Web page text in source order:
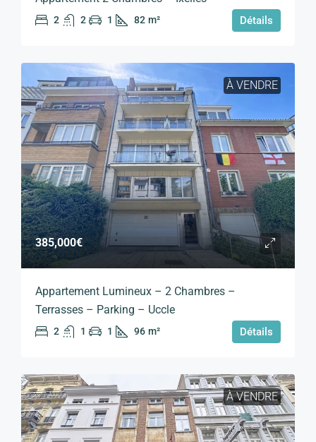
2 2 1 82 m² Détails
À VENDRE
385,000€
Appartement Lumineux – 2 Chambres –
Terrasses – Parking – Uccle
2 1 1 96 m² Détails
À VENDRE